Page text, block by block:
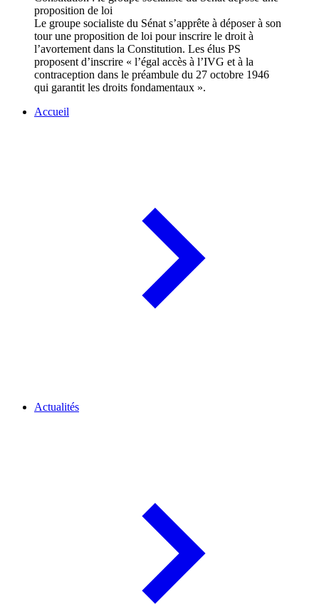
Le groupe socialiste du Sénat s’apprête à déposer à son
tour une proposition de loi pour inscrire le droit à
l’avortement dans la Constitution. Les élus PS
proposent d’inscrire « l’égal accès à l’IVG et à la
contraception dans le préambule du 27 octobre 1946
qui garantit les droits fondamentaux ».
Accueil
Actualités